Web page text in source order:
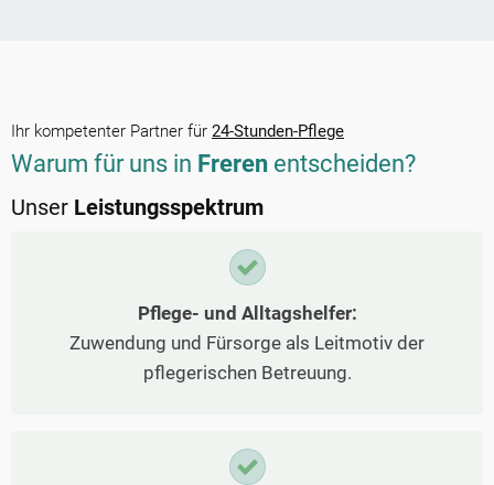
Ihr kompetenter Partner für 24-Stunden-Pflege
Warum für uns in Freren entscheiden?
Unser Leistungsspektrum
Pflege- und Alltagshelfer:
Zuwendung und Fürsorge als Leitmotiv der
pflegerischen Betreuung.